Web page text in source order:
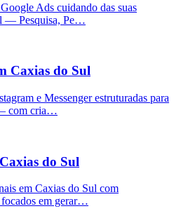
Ads cuidando das suas
— Pesquisa, Pe…
Caxias do Sul
e Messenger estruturadas para
com cria…
Caxias do Sul
em Caxias do Sul com
em gerar…